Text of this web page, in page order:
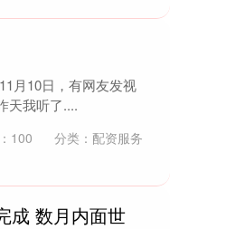
月10日，有网友发视
天我听了....
100 分类： 配资服务
成 数月内面世